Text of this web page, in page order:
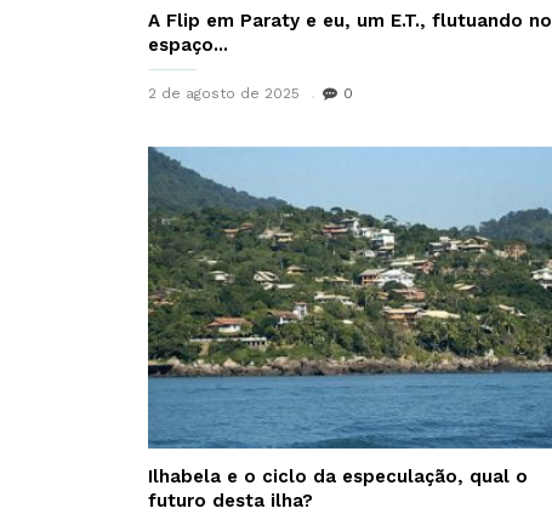
A Flip em Paraty e eu, um E.T., flutuando no
espaço...
2 de agosto de 2025 0
Ilhabela e o ciclo da especulação, qual o
futuro desta ilha?